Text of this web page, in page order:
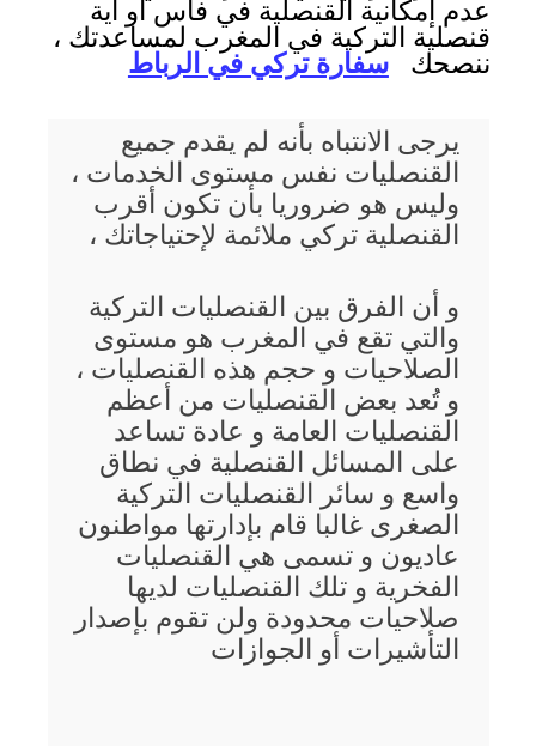
عدم إمكانية القنصلية في فاس أو أية
قنصلية التركية في المغرب لمساعدتك ،
ننصحكسفارة تركي في الرباط
يرجى الانتباه بأنه لم يقدم جميع
القنصليات نفس مستوى الخدمات ،
وليس هو ضروريا بأن تكون أقرب
القنصلية تركي ملائمة لإحتياجاتك ،
و أن الفرق بين القنصليات التركية
والتي تقع في المغرب هو مستوى
الصلاحيات و حجم هذه القنصليات ،
و تُعد بعض القنصليات من أعظم
القنصليات العامة و عادة تساعد
على المسائل القنصلية في نطاق
واسع و سائر القنصليات التركية
الصغرى غالبا قام بإدارتها مواطنون
عاديون و تسمى هي القنصليات
الفخرية و تلك القنصليات لديها
صلاحيات محدودة ولن تقوم بإصدار
التأشيرات أو الجوازات